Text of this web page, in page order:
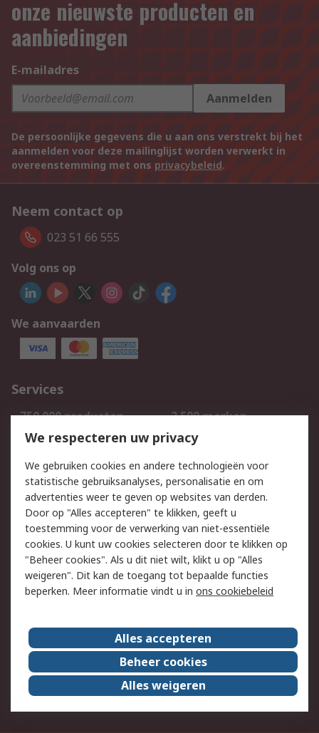
onze nieuwste producten en
aanbiedingen
E-mailadres
Aanmelden
De persoonlijke gegevens die u aan ons verstrekt bij het
aanmelden voor deze mailinglijst worden verwerkt in
overeenstemming met ons privacybeleid.
Neem contact op
023 51 66 555
Volg ons op
We aanvaarden
Services
750.000 producten
2.500 merken
Bestellen
Inkoopoplossingen
Track & Trace
Wettelijk
Cookiebeleid
Email veiligheid
Privacybeleid
Websitevoorwaarden
Algemene
verkoopvoorwaarden
Over RS
RS Group
Over ons
RS wereldwijd
Werken bij RS
ESG
We respecteren uw privacy
We gebruiken cookies en andere technologieën voor
statistische gebruiksanalyses, personalisatie en om
advertenties weer te geven op websites van derden.
Door op "Alles accepteren" te klikken, geeft u
toestemming voor de verwerking van niet-essentiële
cookies. U kunt uw cookies selecteren door te klikken op
"Beheer cookies". Als u dit niet wilt, klikt u op "Alles
weigeren". Dit kan de toegang tot bepaalde functies
beperken. Meer informatie vindt u in ons cookiebeleid
Alles accepteren
Beheer cookies
Alles weigeren